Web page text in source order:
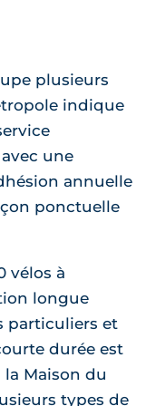
plusieurs
indique
une
annuelle
ponctuelle
vélos à
longue
particuliers et
durée est
Maison du
types de